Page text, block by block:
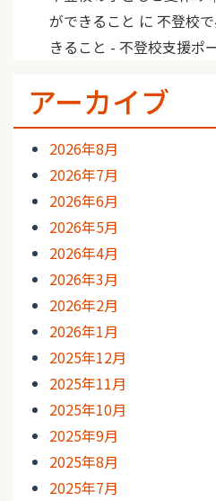
ができること に 不登校
きること - 不登校支援ポ
アーカイブ
2026年8月
2026年7月
2026年6月
2026年5月
2026年4月
2026年3月
2026年2月
2026年1月
2025年12月
2025年11月
2025年10月
2025年9月
2025年8月
2025年7月